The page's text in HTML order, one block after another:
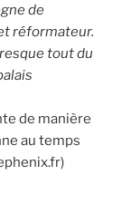
de
réformateur.
tout du
de manière
au temps